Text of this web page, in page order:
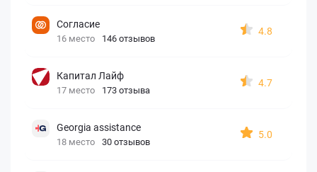
Согласие
16 место 146 отзывов
4.8
Капитал Лайф
17 место 173 отзыва
4.7
Georgia assistance
18 место 30 отзывов
5.0